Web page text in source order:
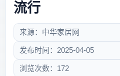
流行
来源：中华家居网
发布时间：2025-04-05
浏览次数：172